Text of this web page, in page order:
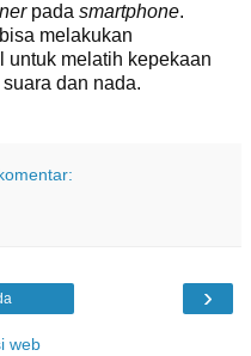
pada smartphone.
melakukan
untuk melatih kepekaan
dan nada.
›
web